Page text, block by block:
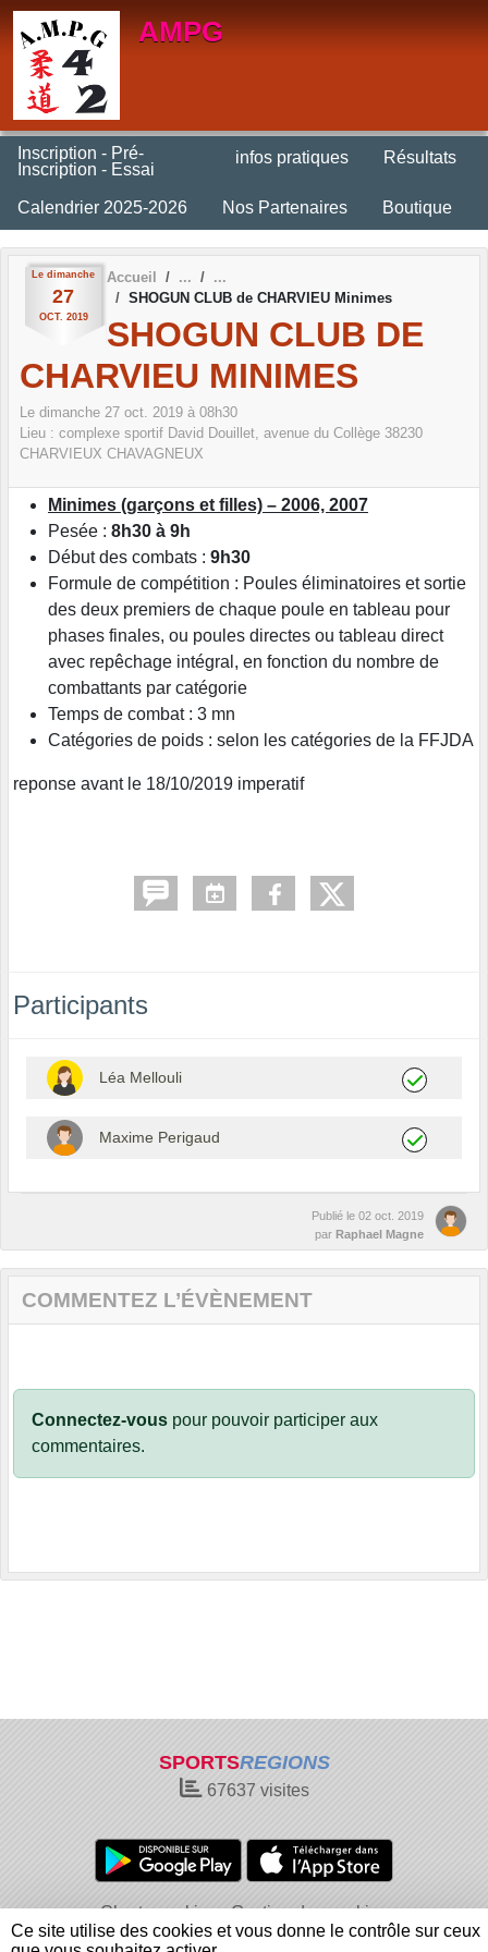
AMPG
Inscription - Pré-
Inscription - Essai
infos pratiques Résultats
Calendrier 2025-2026 Nos Partenaires Boutique
Le dimanche
27
OCT. 2019
Accueil
SHOGUN CLUB de CHARVIEU Minimes
SHOGUN CLUB DE
CHARVIEU MINIMES
Le dimanche 27 oct. 2019 à 08h30
Lieu : complexe sportif David Douillet, avenue du Collège 38230
CHARVIEUX CHAVAGNEUX
Minimes (garçons et filles) – 2006, 2007
Pesée : 8h30 à 9h
Début des combats : 9h30
Formule de compétition : Poules éliminatoires et sortie
des deux premiers de chaque poule en tableau pour
phases finales, ou poules directes ou tableau direct
avec repêchage intégral, en fonction du nombre de
combattants par catégorie
Temps de combat : 3 mn
Catégories de poids : selon les catégories de la FFJDA
reponse avant le 18/10/2019 imperatif
Participants
Léa Mellouli
Maxime Perigaud
Publié le 02 oct. 2019
par Raphael Magne
COMMENTEZ L’ÉVÈNEMENT
Connectez-vous pour pouvoir participer aux
commentaires.
SPORTSREGIONS
67637 visites
Charte cookies
Gestion des cookies
Informations légales
Signaler un contenu inapproprié
Panneau de gestion des cookies
Ce site utilise des cookies et vous donne le contrôle sur ceux